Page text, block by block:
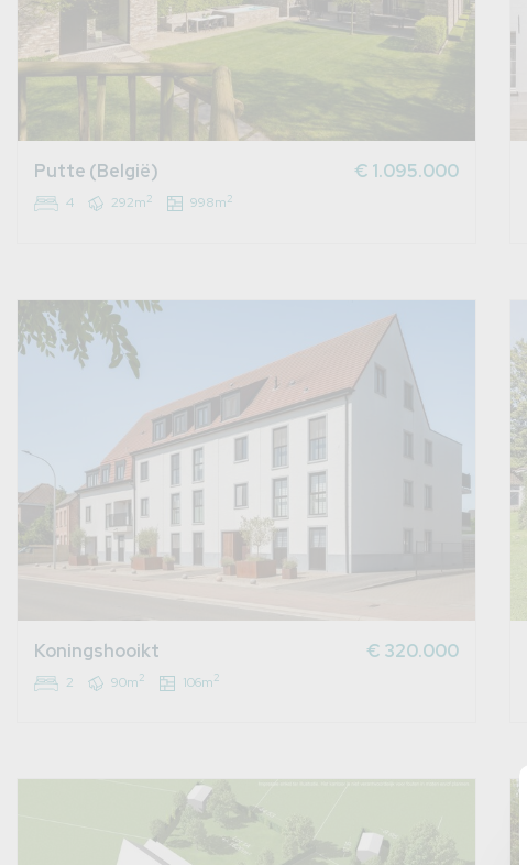
Putte (België) € 1.095.000
4 292m2 998m2
Koningshooikt € 320.000
2 90m2 106m2